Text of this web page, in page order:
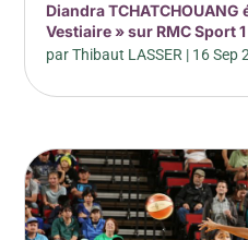
Diandra
Vestiaire » sur RMC Sport 1
parThibaut LASSER | 16 Sep